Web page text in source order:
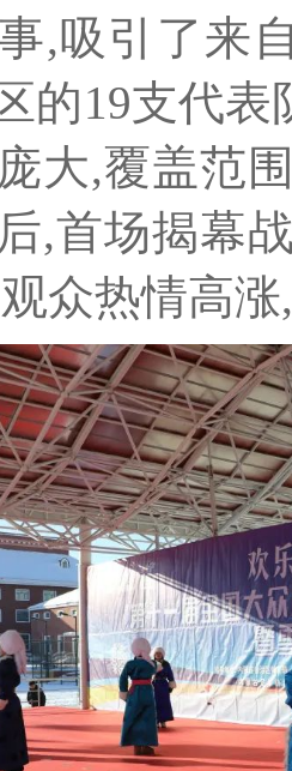
,吸引了来
的19支代
大,覆盖范
,首场揭幕
众热情高